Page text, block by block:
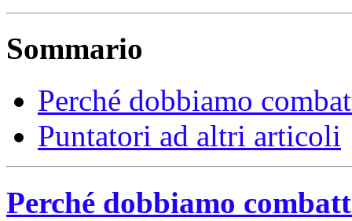
Sommario
Perché dobbiamo
Puntatori ad altri articoli
Perché dobbiamo